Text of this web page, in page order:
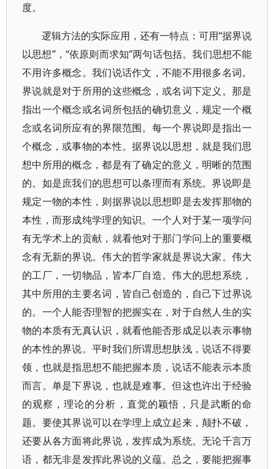
度。
逻辑方法的实际应用，还有一特点：可用“据界说
以思想”，“依原则而求知”两句话包括。我们思想不能
不用许多概念。我们说话作文，不能不用很多名词。
界说就是对于所用的这些概念，或名词下定义。那是
指出一个概念或名词所包括的确切意义，规定一个概
念或名词所应有的界限范围。每一个界说即是指出一
个概念，或事物的本性。据界说以思想，就是我们思
想中所用的概念，都是有了确定的意义，明晰的范围
的。如是庶我们的思想可以条理而有系统。界说即是
规定一物的本性，则据界说以思想即是去发挥那物的
本性，而形成纯学理的知识。一个人对于某一项学问
有无学术上的贡献，就看他对于那门学问上的重要概
念有无新的界说。伟大的哲学家就是界说大家。伟大
的工厂，一切物品，皆本厂自造。伟大的思想系统，
其中所用的主要名词，皆自己创造的，自己下过界说
的。一个人能否理智的把握实在，对于自然人生的实
物的本质有无真认识，就看他能否形成足以表示事物
的本性的界说。平时我们所谓思想肤浅，说话不得要
领，也就是指思想不能把握本质，说话不能表示本质
而言。单是下界说，也就是难事。但这也许出于经验
的观察，理论的分析，直觉的颖悟，只是武断的命
题。要使其界说可以在学理上成立起来，颠扑不破，
还要从各方面将此界说，发挥成为系统。无论千言万
语，都无非是发挥此界说的义蕴。总之，要能把握事